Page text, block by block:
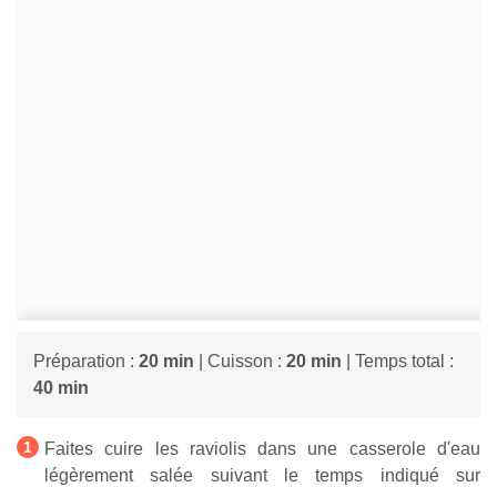
Préparation : 20 min | Cuisson : 20 min | Temps total :
40 min
Faites cuire les raviolis dans une casserole d'eau
légèrement salée suivant le temps indiqué sur